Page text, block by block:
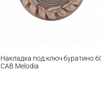
Накладка под ключ буратино
CAB Melodia